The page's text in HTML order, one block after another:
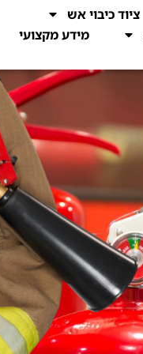
ציוד כיבוי אש
מידע מקצועי